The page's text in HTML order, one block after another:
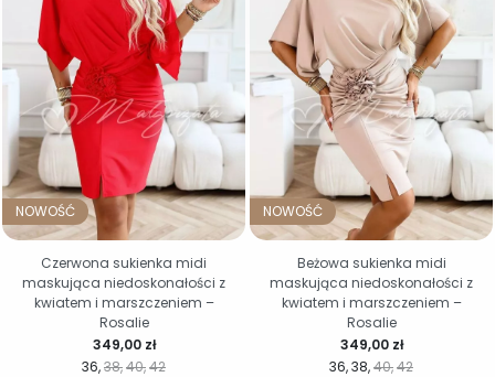
NOWOŚĆ
36 38 40 42
Cena
349,00 zł
Czerwona sukienka midi
maskująca niedoskonałości z
kwiatem i marszczeniem –
Rosalie
NOWOŚĆ
36 38 40 42
Cena
349,00 zł
Beżowa sukienka midi
maskująca niedoskonałości z
kwiatem i marszczeniem –
Rosalie